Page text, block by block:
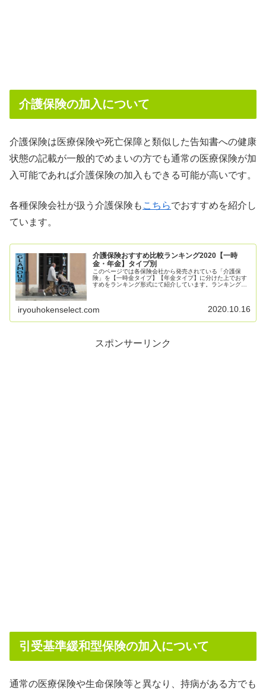
介護保険の加入について
介護保険は医療保険や死亡保障と類似した告知書への健康
状態の記載が一般的でめまいの方でも通常の医療保険が加
入可能であれば介護保険の加入もできる可能が高いです。
各種保険会社が扱う介護保険も こちらでおすすめを紹介し
ています。
介護保険おすすめ比較ランキング2020【一時
金・年金】タイプ別
このページでは各保険会社から発売されている「介護保
険」を【一時金タイプ】【年金タイプ】に分けた上でおす
すめをランキング形式にて紹介しています。ランキングに
iryouhokenselect.com 2020.10.16
スポンサーリンク
引受基準緩和型保険の加入について
通常の医療保険や生命保険等と異なり、持病がある方でも